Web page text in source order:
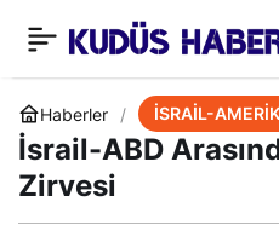
Haberler İSRAİL-
İsrail-ABD
Zirvesi
el-Halil’de İsrail’i
Endişelendirecek
Gelişme